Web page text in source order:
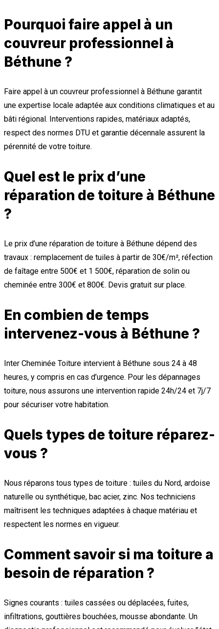
Pourquoi faire appel à un
couvreur professionnel à
Béthune ?
Faire appel à un couvreur professionnel à Béthune garantit
une expertise locale adaptée aux conditions climatiques et au
bâti régional. Interventions rapides, matériaux adaptés,
respect des normes DTU et garantie décennale assurent la
pérennité de votre toiture.
Quel est le prix d’une
réparation de toiture à Béthune
?
Le prix d’une réparation de toiture à Béthune dépend des
travaux : remplacement de tuiles à partir de 30€/m², réfection
de faîtage entre 500€ et 1 500€, réparation de solin ou
cheminée entre 300€ et 800€. Devis gratuit sur place.
En combien de temps
intervenez-vous à Béthune ?
Inter Cheminée Toiture intervient à Béthune sous 24 à 48
heures, y compris en cas d’urgence. Pour les dépannages
toiture, nous assurons une intervention rapide 24h/24 et 7j/7
pour sécuriser votre habitation.
Quels types de toiture réparez-
vous ?
Nous réparons tous types de toiture : tuiles du Nord, ardoise
naturelle ou synthétique, bac acier, zinc. Nos techniciens
maîtrisent les techniques adaptées à chaque matériau et
respectent les normes en vigueur.
Comment savoir si ma toiture a
besoin de réparation ?
Signes courants : tuiles cassées ou déplacées, fuites,
infiltrations, gouttières bouchées, mousse abondante. Un